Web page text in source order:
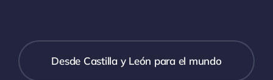
Desde Castilla y León para el mundo